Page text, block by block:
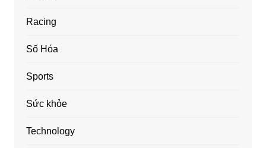
Racing
Số Hóa
Sports
Sức khỏe
Technology